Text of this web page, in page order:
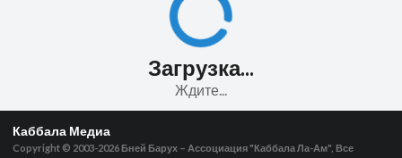
Загрузка...
Ждите...
Каббала Медиа
Copyright © 2003-2026 Бней Барух – Ассоциация "Каббала Ла-Ам", Все